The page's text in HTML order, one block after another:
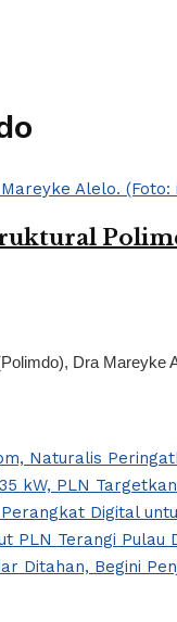
Dra
Naturalis
kW, PLN
Digital
PLN Terangi
Ditahan, Begini